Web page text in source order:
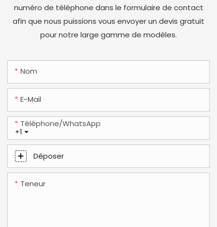
numéro de téléphone dans le formulaire de contact
afin que nous puissions vous envoyer un devis gratuit
pour notre large gamme de modèles.
Nom
E-Mail
+1
Téléphone/WhatsApp
Déposer
Teneur